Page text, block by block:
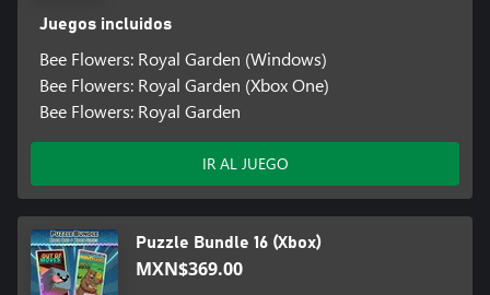
Juegos incluidos
Bee Flowers: Royal Garden (Windows)
Bee Flowers: Royal Garden (Xbox One)
Bee Flowers: Royal Garden
IR AL JUEGO
Puzzle Bundle 16 (Xbox)
MXN$369.00